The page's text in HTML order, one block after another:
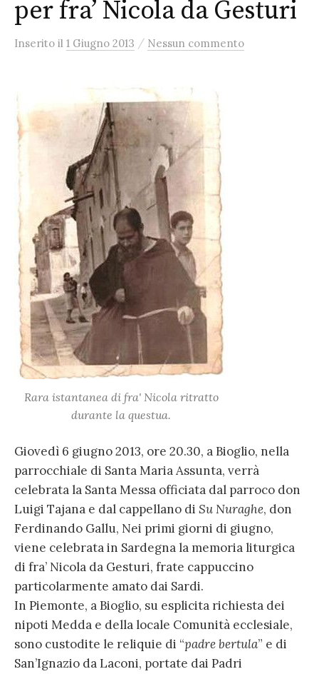
per fra’ Nicola da Gesturi
Inserito il 1 Giugno 2013 / Nessun commento
Rara istantanea di fra' Nicola ritratto
durante la questua.
Giovedì 6 giugno 2013, ore 20.30, a Bioglio, nella
parrocchiale di Santa Maria Assunta, verrà
celebrata la Santa Messa officiata dal parroco don
Luigi Tajana e dal cappellano di Su Nuraghe, don
Ferdinando Gallu, Nei primi giorni di giugno,
viene celebrata in Sardegna la memoria liturgica
di fra’ Nicola da Gesturi, frate cappuccino
particolarmente amato dai Sardi.
In Piemonte, a Bioglio, su esplicita richiesta dei
nipoti Medda e della locale Comunità ecclesiale,
sono custodite le reliquie di “padre bertula” e di
San’Ignazio da Laconi, portate dai Padri